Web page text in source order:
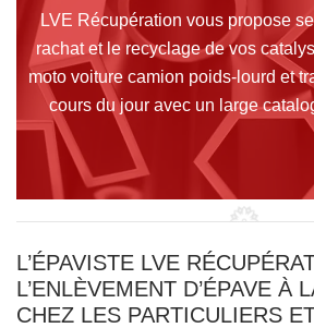
LVE Récupération vous propose
rachat et le recyclage de vos
moto voiture camion poids-lourd et
cours du jour avec un large
L’ÉPAVISTE LVE
L’ENLÈVEMENT D’ÉPAVE À
CHEZ LES PARTICULIERS